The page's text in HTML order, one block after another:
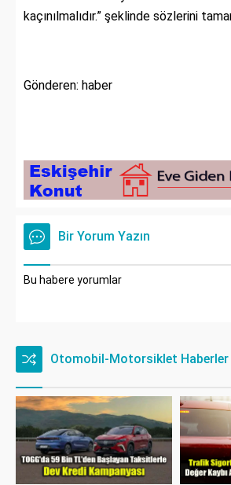
kaçınılmalıdır.” şeklinde sözlerini
Gönderen: haber
Bir Yorum Yazın
Bu habere yorumlar
Otomobil-Motorsiklet Haberler